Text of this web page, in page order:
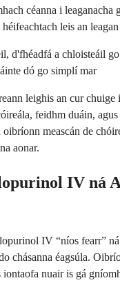
céanna i leaganacha
leis an
d'fhéadfá a chloisteáil
dó go simplí mar
leighis an cur chuige
feidhm duáin, agus
meascán de
aonar.
IV ná
IV “níos fearr”
chásanna éagsúla.
iontaofa nuair is gá